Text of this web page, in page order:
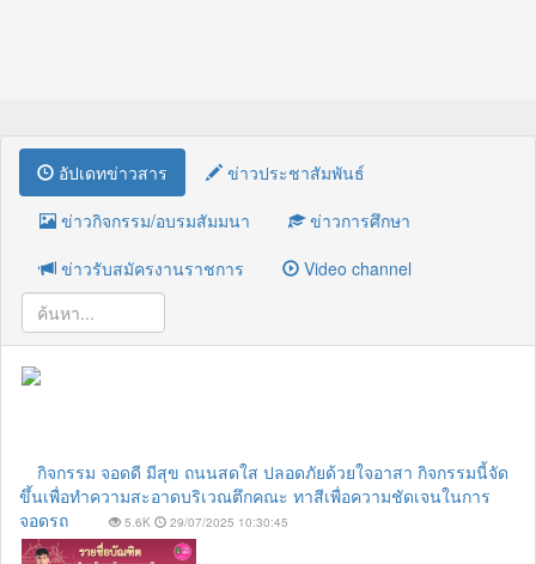
อัปเดทข่าวสาร
ข่าวประชาสัมพันธ์
ข่าวกิจกรรม/อบรมสัมมนา
ข่าวการศึกษา
ข่าวรับสมัครงานราชการ
Video channel
กิจกรรม จอดดี มีสุข ถนนสดใส ปลอดภัยด้วยใจอาสา กิจกรรมนี้จัด
ขึ้นเพื่อทำความสะอาดบริเวณตึกคณะ ทาสีเพื่อความชัดเจนในการ
จอดรถ
5.6K 29/07/2025 10:30:45